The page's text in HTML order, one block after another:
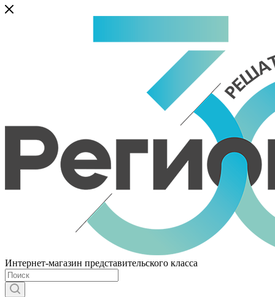
Интернет-магазин представительского класса